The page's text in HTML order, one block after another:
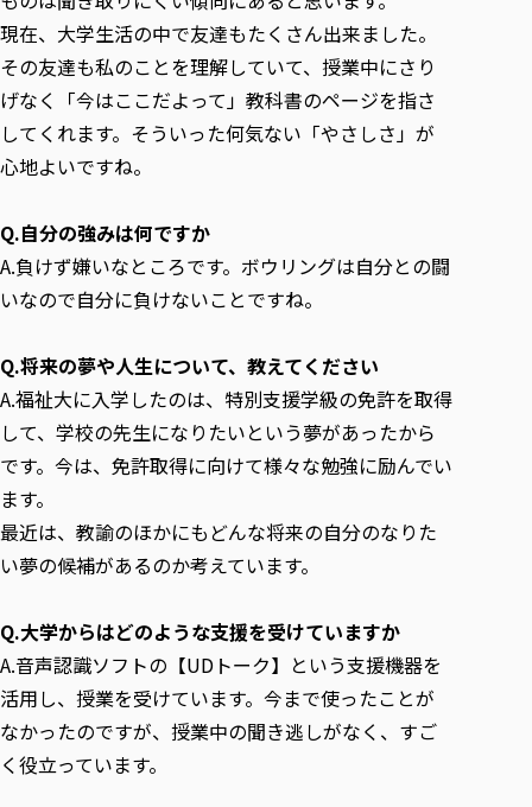
現在、大学生活の中で友達もたくさん出来ました。
その友達も私のことを理解していて、授業中にさり
げなく「今はここだよって」教科書のページを指さ
してくれます。そういった何気ない「やさしさ」が
心地よいですね。
Q.自分の強みは何ですか
A.負けず嫌いなところです。ボウリングは自分との闘
いなので自分に負けないことですね。
Q.将来の夢や人生について、教えてください
A.福祉大に入学したのは、特別支援学級の免許を取得
して、学校の先生になりたいという夢があったから
です。今は、免許取得に向けて様々な勉強に励んでい
ます。
最近は、教諭のほかにもどんな将来の自分のなりた
い夢の候補があるのか考えています。
Q.大学からはどのような支援を受けていますか
A.音声認識ソフトの【UDトーク】という支援機器を
活用し、授業を受けています。今まで使ったことが
なかったのですが、授業中の聞き逃しがなく、すご
く役立っています。